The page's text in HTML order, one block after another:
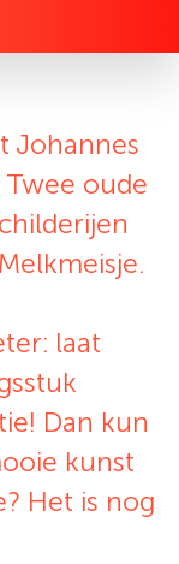
Johannes
oude
laat
Dan kun
kunst
Het is nog